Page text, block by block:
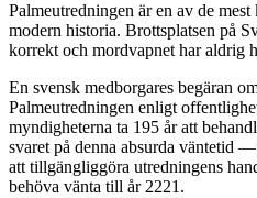
Palmeutredningen är en av de
modern historia. Brottsplatsen på
korrekt och mordvapnet har aldrig
En svensk medborgares begäran
Palmeutredningen enligt
myndigheterna ta 195 år att
svaret på denna absurda väntetid
att tillgängliggöra utredningens
behöva vänta till år 2221.